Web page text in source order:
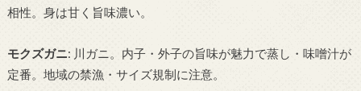
相性。身は甘く旨味濃い。
モクズガニ: 川ガニ。内子・外子の旨味が魅力で蒸し・味噌汁が
定番。地域の禁漁・サイズ規制に注意。